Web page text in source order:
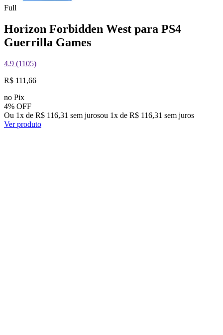
Full
Horizon Forbidden West para PS4
Guerrilla Games
4.9 (1105)
R$ 111,66
no Pix
4% OFF
Ou 1x de R$ 116,31 sem jurosou 1x de R$ 116,31 sem juros
Ver produto